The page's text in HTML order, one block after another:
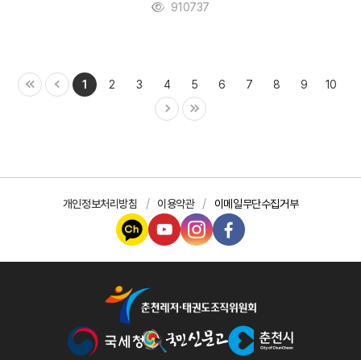
910737
1 2 3 4 5 6 7 8 9 10
개인정보처리방침 이용약관 이메일무단수집거부